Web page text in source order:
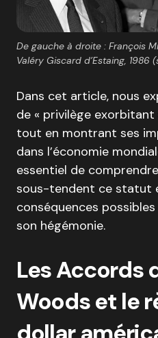
De gauche à droite : François
Valéry Giscard d’Estaing, 1986
Dans cet article, nous
de « privilège
tout en montrant ses
dans l’économie
essentiel de
sous-tendent ce statut
conséquences
son hégémonie.
Les Accords
Woods et le